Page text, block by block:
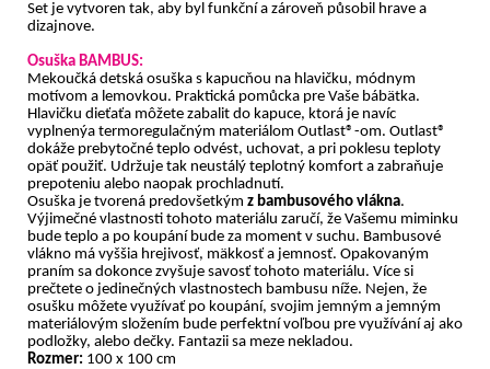
Set je vytvoren tak, aby byl funkční a zároveň působil hrave a
dizajnove.
Osuška BAMBUS:
Mekoučká detská osuška s kapucňou na hlavičku, módnym
motívom a lemovkou. Praktická pomůcka pre Vaše bábätka.
Hlavičku dieťaťa môžete zabalit do kapuce, ktorá je navíc
vyplnenýa termoregulačným materiálom Outlast®-om. Outlast®
dokáže prebytočné teplo odvést, uchovat, a pri poklesu teploty
opäť použiť. Udržuje tak neustálý teplotný komfort a zabraňuje
prepoteniu alebo naopak prochladnutí.
Osuška je tvorená predovšetkým z bambusového vlákna.
Výjimečné vlastnosti tohoto materiálu zaručí, že Vašemu miminku
bude teplo a po koupání bude za moment v suchu. Bambusové
vlákno má vyššia hrejivosť, mäkkosť a jemnosť. Opakovaným
praním sa dokonce zvyšuje savosť tohoto materiálu. Více si
prečtete o jedinečných vlastnostech bambusu níže. Nejen, že
osušku môžete využívať po koupání, svojim jemným a jemným
materiálovým složením bude perfektní voľbou pre využívání aj ako
podložky, alebo dečky. Fantazii sa meze nekladou.
Rozmer: 100 x 100 cm